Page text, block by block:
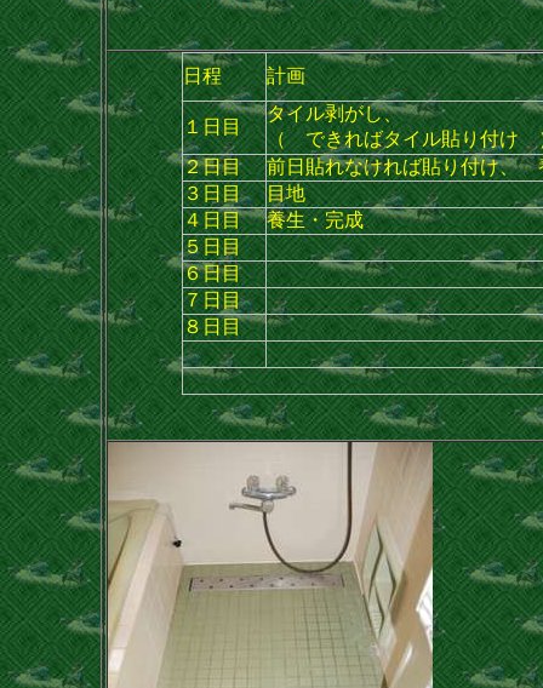
日程 計画
１日目
タイル剥がし、
（ できればタイル貼り付け
２日目
前日貼れなければ貼り付け、
３日目
目地
４日目
養生・完成
５日目
６日目
７日目
８日目